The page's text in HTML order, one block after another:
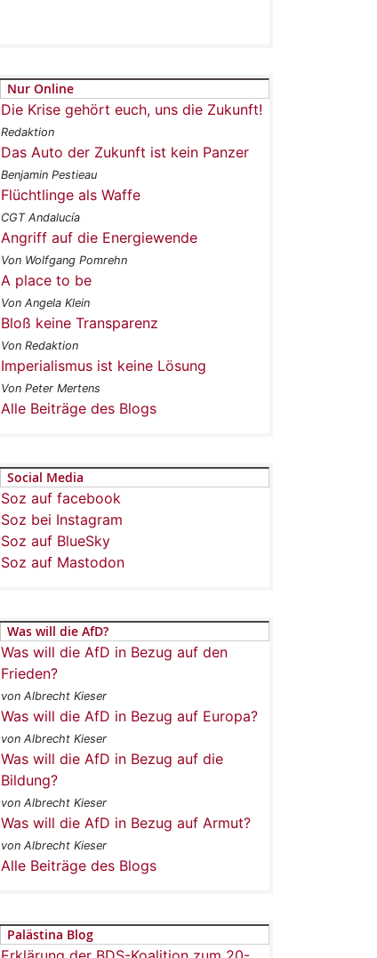
Nur Online
Die Krise gehört euch, uns die Zukunft!
Redaktion
Das Auto der Zukunft ist kein Panzer
Benjamin Pestieau
Flüchtlinge als Waffe
CGT Andalucía
Angriff auf die Energiewende
Von Wolfgang Pomrehn
A place to be
Von Angela Klein
Bloß keine Transparenz
Von Redaktion
Imperialismus ist keine Lösung
Von Peter Mertens
Alle Beiträge des Blogs
Social Media
Soz auf facebook
Soz bei Instagram
Soz auf BlueSky
Soz auf Mastodon
Was will die AfD?
Was will die AfD in Bezug auf den
Frieden?
von Albrecht Kieser
Was will die AfD in Bezug auf Europa?
von Albrecht Kieser
Was will die AfD in Bezug auf die
Bildung?
von Albrecht Kieser
Was will die AfD in Bezug auf Armut?
von Albrecht Kieser
Alle Beiträge des Blogs
Palästina Blog